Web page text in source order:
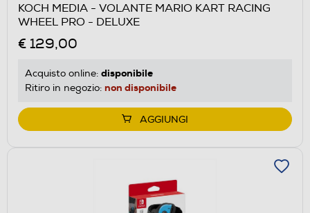
KOCH MEDIA - VOLANTE MARIO KART RACING
WHEEL PRO - DELUXE
€ 129,00
Acquisto online: disponibile
Ritiro in negozio: non disponibile
AGGIUNGI